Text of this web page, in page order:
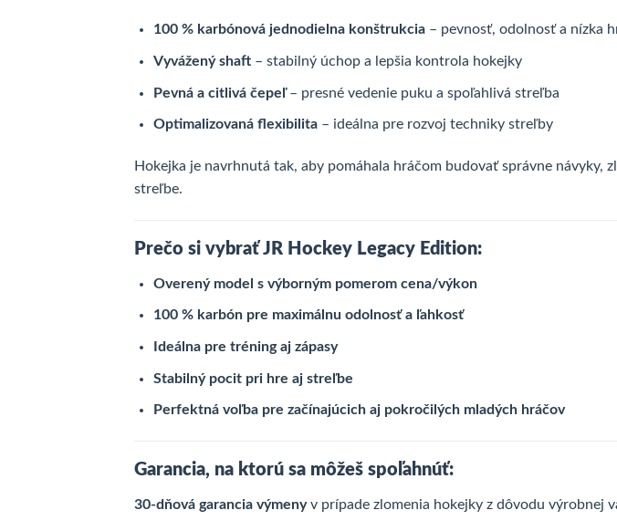
100 % karbónová jednodielna konštrukcia– pevnosť, odolnosť a nízka
Vyvážený shaft– stabilný úchop a lepšia kontrola hokejky
Pevná a citlivá čepeľ– presné vedenie puku a spoľahlivá streľba
Optimalizovaná flexibilita– ideálna pre rozvoj techniky streľby
Hokejka je navrhnutá tak, aby pomáhala hráčom budovať správne
streľbe.
Prečo si vybrať JR Hockey Legacy Edition:
Overený model s výborným pomerom cena/výkon
100 % karbón pre maximálnu odolnosť a ľahkosť
Ideálna pre tréning aj zápasy
Stabilný pocit pri hre aj streľbe
Perfektná voľba pre začínajúcich aj pokročilých mladých hráčov
Garancia, na ktorú sa môžeš spoľahnúť:
30-dňová garancia výmenyv prípade zlomenia hokejky z dôvodu výrobnej